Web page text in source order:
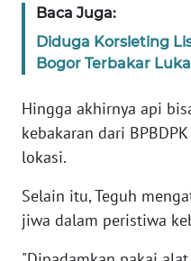
Baca Juga:
Diduga Korsleting
Bogor Terbakar
Hingga akhirnya api
kebakaran dari
lokasi.
Selain itu, Teguh
jiwa dalam peristiwa
WN
WN
JAKARTA
JABAR